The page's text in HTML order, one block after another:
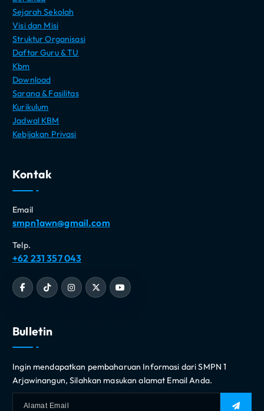
Sejarah Sekolah
Visi dan Misi
Struktur Organisasi
Daftar Guru & TU
Kbm
Download
Sarana & Fasilitas
Kurikulum
Jadwal KBM
Kebijakan Privasi
Kontak
Email
smpn1awn@gmail.com
Telp.
+62 231 357 043
Bulletin
Ingin mendapatkan pembaharuan Informasi dari SMPN 1
Arjawinangun, Silahkan masukan alamat Email Anda.